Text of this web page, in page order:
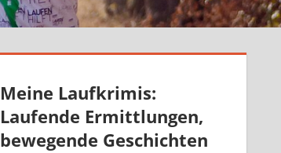
Meine Laufkrimis:
Laufende Ermittlungen,
bewegende Geschichten